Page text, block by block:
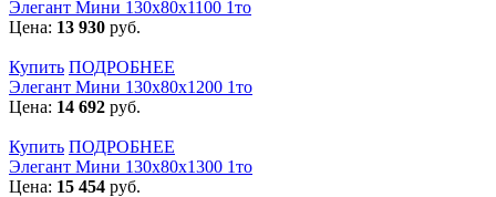
Элегант Мини 130x80x1100 1то
Цена: 13 930 руб.
Купить ПОДРОБНЕЕ
Элегант Мини 130x80x1200 1то
Цена: 14 692 руб.
Купить ПОДРОБНЕЕ
Элегант Мини 130x80x1300 1то
Цена: 15 454 руб.